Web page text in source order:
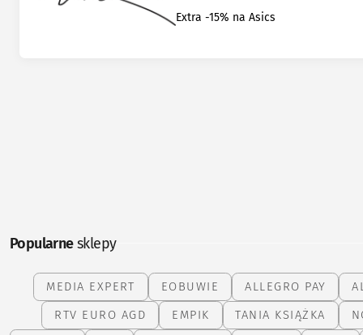
Extra -15% na Asics
Popularnesklepy
MEDIA EXPERT EOBUWIE ALLEGRO PAY
RTV EURO AGD
EMPIK TANIA KSIĄŻKA